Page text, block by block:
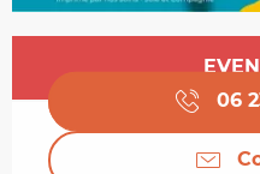
Opening hours &
06